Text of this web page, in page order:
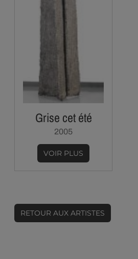
Grise cet été
2005
VOIR PLUS
RETOUR AUX ARTISTES